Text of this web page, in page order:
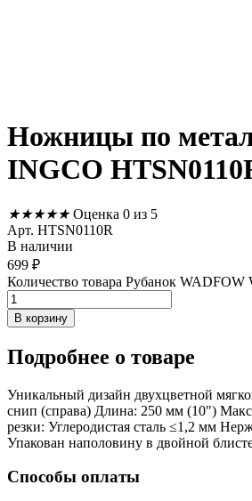
Ножницы по
INGCO
★★★★★ Оценка 0 из 5
Арт. HTSN0110R
В наличии
699 ₽
Количество товара Рубанок WADFOW
В корзину
Подробнее о товаре
Уникальный дизайн двухцветной
снип (справа) Длина: 250 мм (10")
резки: Углеродистая сталь ≤1,2 мм
Упакован наполовину в двойной
Способы оплаты